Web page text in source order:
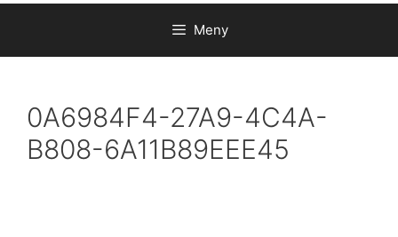
Meny
0A6984F4-27A9-4C4A-
B808-6A11B89EEE45